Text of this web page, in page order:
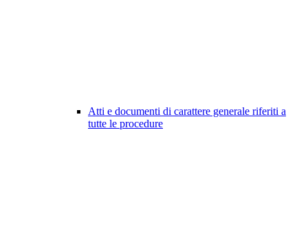
Atti e documenti di carattere generale riferiti a
tutte le procedure